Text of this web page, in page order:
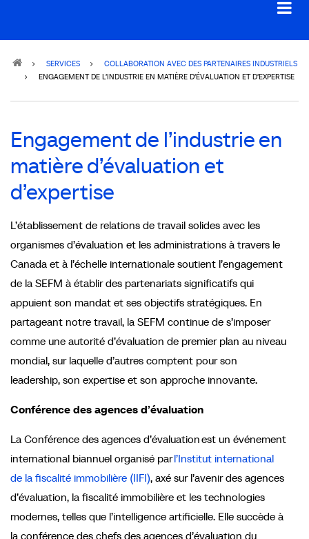
SERVICES
COLLABORATION AVEC DES PARTENAIRES INDUSTRIELS
ENGAGEMENT DE L’INDUSTRIE EN MATIÈRE D’ÉVALUATION ET D’EXPERTISE
Engagement de l’industrie en
matière d’évaluation et
d’expertise
L’établissement de relations de travail solides avec les
organismes d’évaluation et les administrations à travers le
Canada et à l’échelle internationale soutient l’engagement
de la SEFM à établir des partenariats significatifs qui
appuient son mandat et ses objectifs stratégiques. En
partageant notre travail, la SEFM continue de s’imposer
comme une autorité d’évaluation de premier plan au niveau
mondial, sur laquelle d’autres comptent pour son
leadership, son expertise et son approche innovante.
Conférence des agences d’évaluation
La Conférence des agences d’évaluationest un événement
international biannuel organisé parl’Institut international
de la fiscalité immobilière (IIFI), axé sur l’avenir des agences
d’évaluation, la fiscalité immobilière et les technologies
modernes, telles que l’intelligence artificielle. Elle succède à
la conférence des chefs des agences d’évaluation du